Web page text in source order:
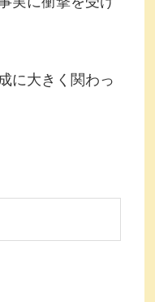
に大きく関わっ